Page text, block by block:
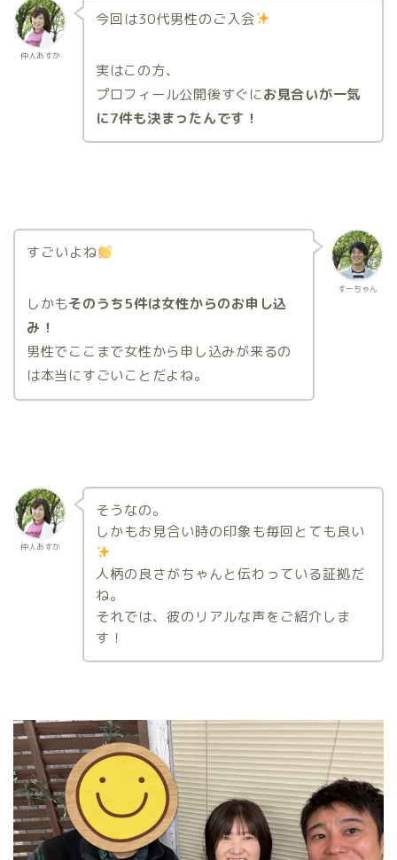
仲人あすか
今回は30代男性のご入会
実はこの方、
プロフィール公開後すぐにお見合いが一気
に7件も決まったんです！
すーちゃん
すごいよね
しかもそのうち5件は女性からのお申し込
み！
男性でここまで女性から申し込みが来るの
は本当にすごいことだよね。
仲人あすか
そうなの。
しかもお見合い時の印象も毎回とても良い
人柄の良さがちゃんと伝わっている証拠だ
ね。
それでは、彼のリアルな声をご紹介しま
す！